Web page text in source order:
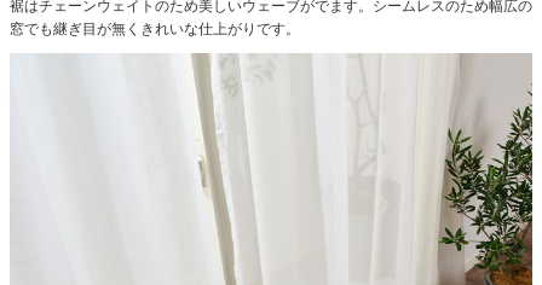
裾はチェーンウェイトのため美しいウェーブがでます。シームレスのため幅広の
窓でも継ぎ目が無くきれいな仕上がりです。